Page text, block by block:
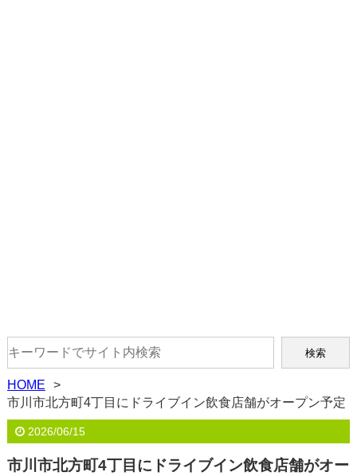
HOME
市川市北方町4丁目にドライブイン飲食店舗がオープン予定
2026/06/15
市川市北方町4丁目にドライブイン飲食店舗がオー